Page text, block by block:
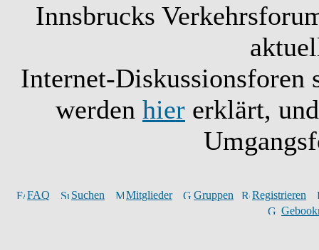
Innsbrucks
Internet-Diskussionsforen
werden hier erklärt,
FAQ Suchen Mitglieder Gruppen
Registrieren